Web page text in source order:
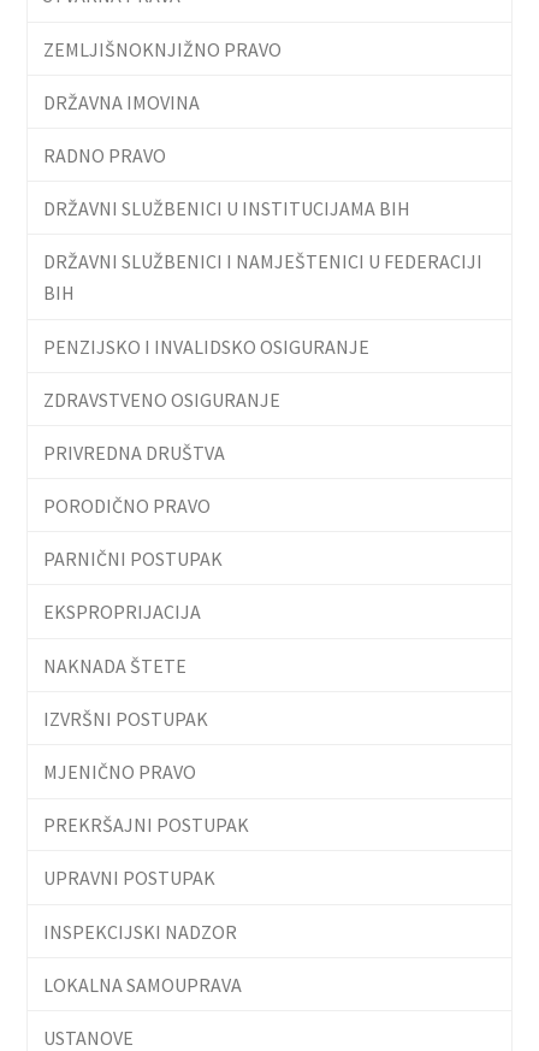
ZEMLJIŠNOKNJIŽNO PRAVO
DRŽAVNA IMOVINA
RADNO PRAVO
DRŽAVNI SLUŽBENICI U INSTITUCIJAMA BIH
DRŽAVNI SLUŽBENICI I NAMJEŠTENICI U FEDERACIJI
BIH
PENZIJSKO I INVALIDSKO OSIGURANJE
ZDRAVSTVENO OSIGURANJE
PRIVREDNA DRUŠTVA
PORODIČNO PRAVO
PARNIČNI POSTUPAK
EKSPROPRIJACIJA
NAKNADA ŠTETE
IZVRŠNI POSTUPAK
MJENIČNO PRAVO
PREKRŠAJNI POSTUPAK
UPRAVNI POSTUPAK
INSPEKCIJSKI NADZOR
LOKALNA SAMOUPRAVA
USTANOVE